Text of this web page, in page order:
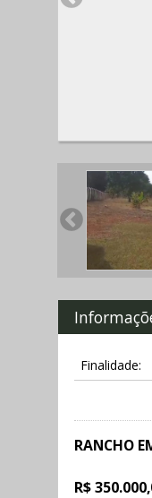
Finalidade:
RANCHO
R$